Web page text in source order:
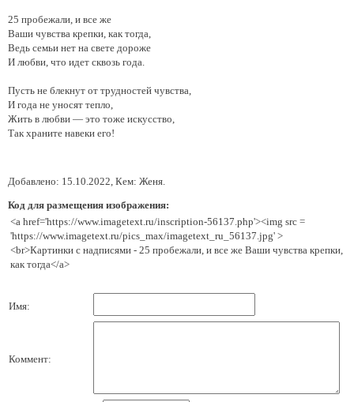
25 пробежали, и все же
Ваши чувства крепки, как тогда,
Ведь семьи нет на свете дороже
И любви, что идет сквозь года.
Пусть не блекнут от трудностей чувства,
И года не уносят тепло,
Жить в любви — это тоже искусство,
Так храните навеки его!
Добавлено: 15.10.2022, Кем: Женя.
Код для размещения изображения:
<a href='https://www.imagetext.ru/inscription-56137.php'><img src =
'https://www.imagetext.ru/pics_max/imagetext_ru_56137.jpg' >
<br>Картинки с надписями - 25 пробежали, и все же Ваши чувства крепки,
как тогда</a>
Имя:
Коммент: